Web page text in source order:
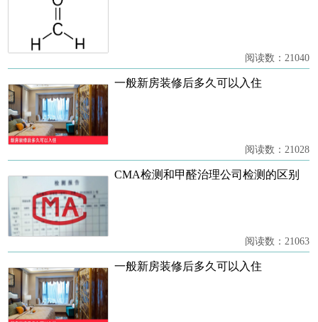
阅读数：21040
一般新房装修后多久可以入住
阅读数：21028
CMA检测和甲醛治理公司检测的区别
阅读数：21063
一般新房装修后多久可以入住